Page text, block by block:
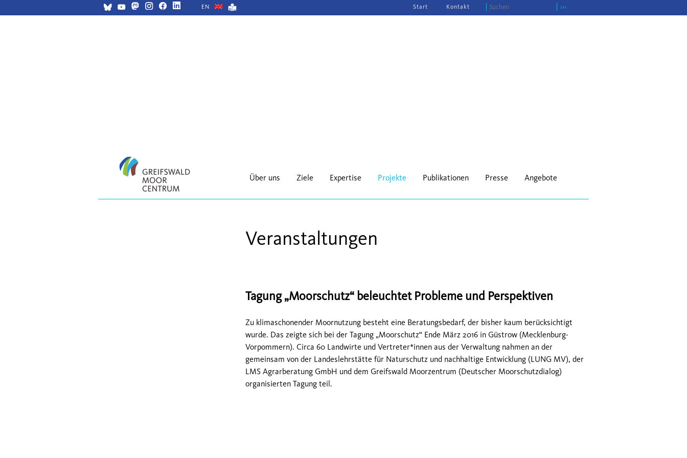
EN ›››
Navigation
überspringen
Start Kontakt
Navigation
überspringen
Über uns Ziele Expertise Projekte Publikationen Presse Angebote
Veranstaltungen
Tagung „Moorschutz“ beleuchtet Probleme und Perspektiven
Zu klimaschonender Moornutzung besteht eine Beratungsbedarf, der bisher kaum berücksichtigt
wurde. Das zeigte sich bei der Tagung „Moorschutz“ Ende März 2016 in Güstrow (Mecklenburg-
Vorpommern). Circa 60 Landwirte und Vertreter*innen aus der Verwaltung nahmen an der
gemeinsam von der Landeslehrstätte für Naturschutz und nachhaltige Entwicklung (LUNG MV), der
LMS Agrarberatung GmbH und dem Greifswald Moorzentrum (Deutscher Moorschutzdialog)
organisierten Tagung teil.